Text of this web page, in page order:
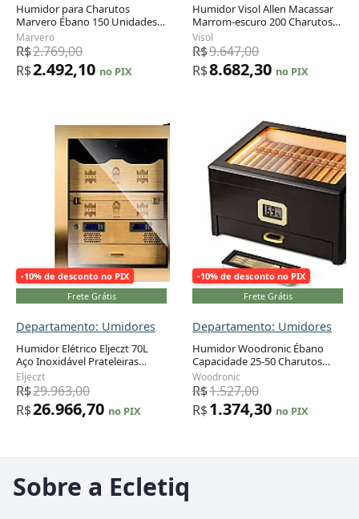
Humidor para Charutos
Marvero Ébano 150 Unidades
com Higrômetro Digital e
Gavetas de Cedro
Marvero
R$2.769,00
R$2.492,10 no PIX
Humidor Visol Allen Macassar
Marrom-escuro 200 Charutos
Porta-vidro Higrômetro Digital
Visol
R$9.647,00
R$8.682,30 no PIX
-10% de desconto no PIX
Frete Grátis
Departamento: Umidores
Humidor Elétrico Eljeczt 70L
Aço Inoxidável Prateleiras
Cedro Controle Temperatura e
Umidade 110V
Adicionar ao carrinho
Eljeczt
R$29.963,00
R$26.966,70 no PIX
-10% de desconto no PIX
Frete Grátis
Departamento: Umidores
Humidor Woodronic Ébano
Capacidade 25-50 Charutos
com LED Higrômetro Digital
Gaveta Acessórios
Adicionar ao carrinho
Woodronic
R$1.527,00
R$1.374,30 no PIX
Sobre a Ecletiq